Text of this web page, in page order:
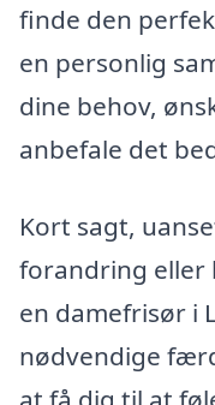
finde den
en personlig
dine behov,
anbefale det
Kort sagt,
forandring eller
en damefrisør i
nødvendige